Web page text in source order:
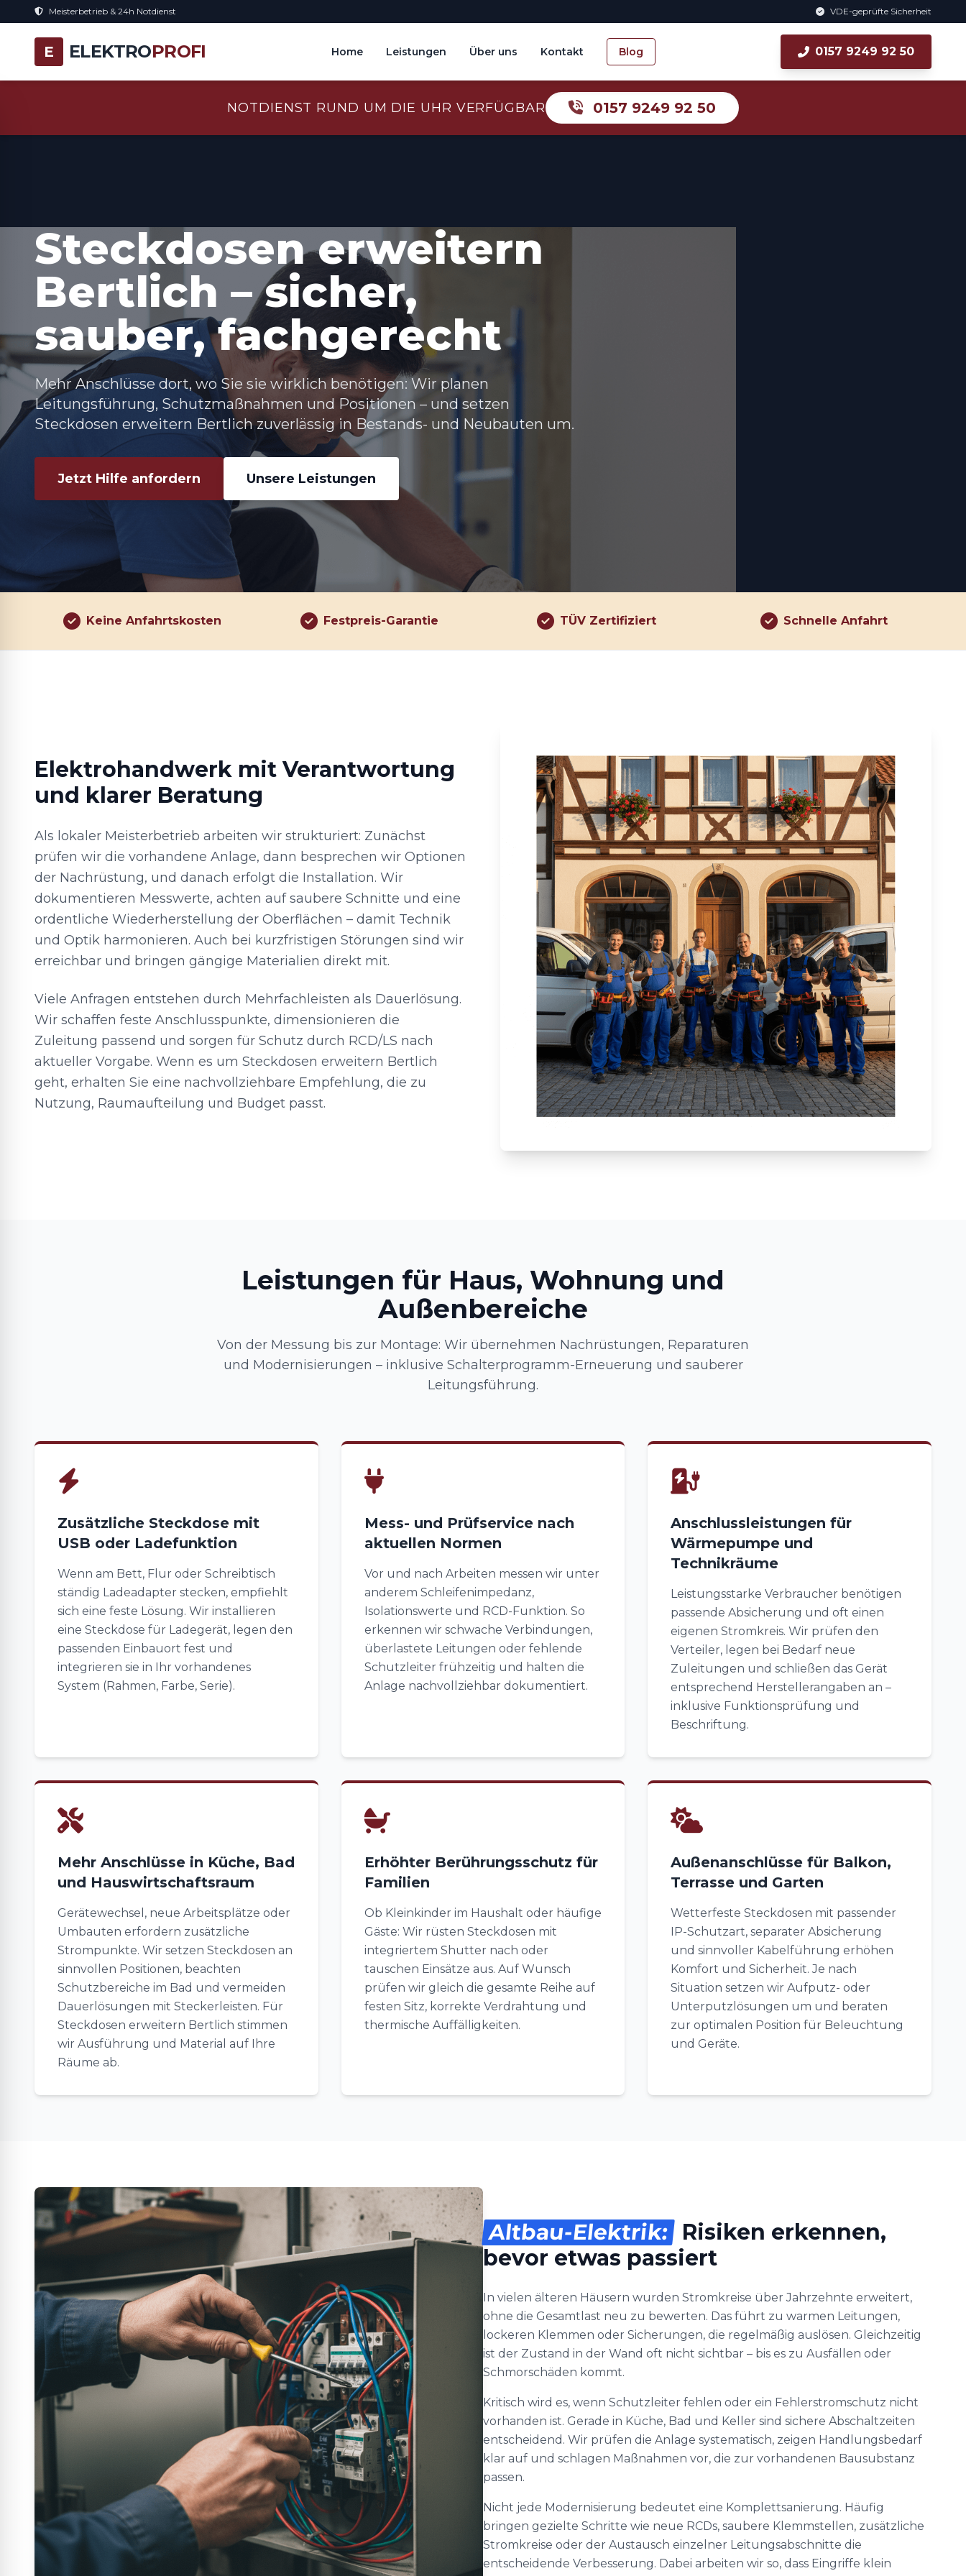
Meisterbetrieb & 24h Notdienst VDE-geprüfte Sicherheit
E ELEKTROPROFI Home Leistungen Über uns Kontakt Blog 0157 9249 92 50
NOTDIENST RUND UM DIE UHR VERFÜGBAR 0157 9249 92 50
Steckdosen erweitern
Bertlich – sicher,
sauber, fachgerecht
Mehr Anschlüsse dort, wo Sie sie wirklich benötigen: Wir planen
Leitungsführung, Schutzmaßnahmen und Positionen – und setzen
Steckdosen erweitern Bertlich zuverlässig in Bestands- und Neubauten um.
Jetzt Hilfe anfordern Unsere Leistungen
Keine Anfahrtskosten Festpreis-Garantie TÜV Zertifiziert Schnelle Anfahrt
Elektrohandwerk mit Verantwortung
und klarer Beratung
Als lokaler Meisterbetrieb arbeiten wir strukturiert: Zunächst
prüfen wir die vorhandene Anlage, dann besprechen wir Optionen
der Nachrüstung, und danach erfolgt die Installation. Wir
dokumentieren Messwerte, achten auf saubere Schnitte und eine
ordentliche Wiederherstellung der Oberflächen – damit Technik
und Optik harmonieren. Auch bei kurzfristigen Störungen sind wir
erreichbar und bringen gängige Materialien direkt mit.
Viele Anfragen entstehen durch Mehrfachleisten als Dauerlösung.
Wir schaffen feste Anschlusspunkte, dimensionieren die
Zuleitung passend und sorgen für Schutz durch RCD/LS nach
aktueller Vorgabe. Wenn es um Steckdosen erweitern Bertlich
geht, erhalten Sie eine nachvollziehbare Empfehlung, die zu
Nutzung, Raumaufteilung und Budget passt.
Leistungen für Haus, Wohnung und
Außenbereiche
Von der Messung bis zur Montage: Wir übernehmen Nachrüstungen, Reparaturen
und Modernisierungen – inklusive Schalterprogramm-Erneuerung und sauberer
Leitungsführung.
Zusätzliche Steckdose mit
USB oder Ladefunktion
Wenn am Bett, Flur oder Schreibtisch
ständig Ladeadapter stecken, empfiehlt
sich eine feste Lösung. Wir installieren
eine Steckdose für Ladegerät, legen den
passenden Einbauort fest und
integrieren sie in Ihr vorhandenes
System (Rahmen, Farbe, Serie).
Mess- und Prüfservice nach
aktuellen Normen
Vor und nach Arbeiten messen wir unter
anderem Schleifenimpedanz,
Isolationswerte und RCD-Funktion. So
erkennen wir schwache Verbindungen,
überlastete Leitungen oder fehlende
Schutzleiter frühzeitig und halten die
Anlage nachvollziehbar dokumentiert.
Anschlussleistungen für
Wärmepumpe und
Technikräume
Leistungsstarke Verbraucher benötigen
passende Absicherung und oft einen
eigenen Stromkreis. Wir prüfen den
Verteiler, legen bei Bedarf neue
Zuleitungen und schließen das Gerät
entsprechend Herstellerangaben an –
inklusive Funktionsprüfung und
Beschriftung.
Mehr Anschlüsse in Küche, Bad
und Hauswirtschaftsraum
Gerätewechsel, neue Arbeitsplätze oder
Umbauten erfordern zusätzliche
Strompunkte. Wir setzen Steckdosen an
sinnvollen Positionen, beachten
Schutzbereiche im Bad und vermeiden
Dauerlösungen mit Steckerleisten. Für
Steckdosen erweitern Bertlich stimmen
wir Ausführung und Material auf Ihre
Räume ab.
Erhöhter Berührungsschutz für
Familien
Ob Kleinkinder im Haushalt oder häufige
Gäste: Wir rüsten Steckdosen mit
integriertem Shutter nach oder
tauschen Einsätze aus. Auf Wunsch
prüfen wir gleich die gesamte Reihe auf
festen Sitz, korrekte Verdrahtung und
thermische Auffälligkeiten.
Außenanschlüsse für Balkon,
Terrasse und Garten
Wetterfeste Steckdosen mit passender
IP-Schutzart, separater Absicherung
und sinnvoller Kabelführung erhöhen
Komfort und Sicherheit. Je nach
Situation setzen wir Aufputz- oder
Unterputzlösungen um und beraten
zur optimalen Position für Beleuchtung
und Geräte.
Altbau-Elektrik: Risiken erkennen,
bevor etwas passiert
In vielen älteren Häusern wurden Stromkreise über Jahrzehnte erweitert,
ohne die Gesamtlast neu zu bewerten. Das führt zu warmen Leitungen,
lockeren Klemmen oder Sicherungen, die regelmäßig auslösen. Gleichzeitig
ist der Zustand in der Wand oft nicht sichtbar – bis es zu Ausfällen oder
Schmorschäden kommt.
Kritisch wird es, wenn Schutzleiter fehlen oder ein Fehlerstromschutz nicht
vorhanden ist. Gerade in Küche, Bad und Keller sind sichere Abschaltzeiten
entscheidend. Wir prüfen die Anlage systematisch, zeigen Handlungsbedarf
klar auf und schlagen Maßnahmen vor, die zur vorhandenen Bausubstanz
passen.
Nicht jede Modernisierung bedeutet eine Komplettsanierung. Häufig
bringen gezielte Schritte wie neue RCDs, saubere Klemmstellen, zusätzliche
Stromkreise oder der Austausch einzelner Leitungsabschnitte die
entscheidende Verbesserung. Dabei arbeiten wir so, dass Eingriffe klein